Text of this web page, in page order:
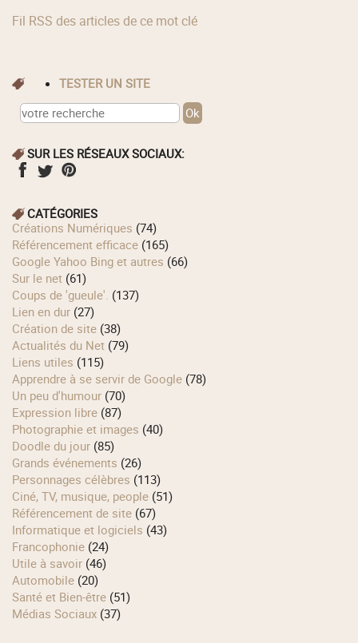
Fil RSS des articles de ce mot clé
TESTER UN SITE
SUR LES RÉSEAUX SOCIAUX:
CATÉGORIES
Créations Numériques (74)
Référencement efficace (165)
Google Yahoo Bing et autres (66)
Sur le net (61)
Coups de 'gueule'. (137)
Lien en dur (27)
Création de site (38)
Actualités du Net (79)
Liens utiles (115)
Apprendre à se servir de Google (78)
Un peu d'humour (70)
Expression libre (87)
Photographie et images (40)
Doodle du jour (85)
Grands événements (26)
Personnages célèbres (113)
Ciné, TV, musique, people (51)
Référencement de site (67)
Informatique et logiciels (43)
Francophonie (24)
Utile à savoir (46)
Automobile (20)
Santé et Bien-être (51)
Médias Sociaux (37)